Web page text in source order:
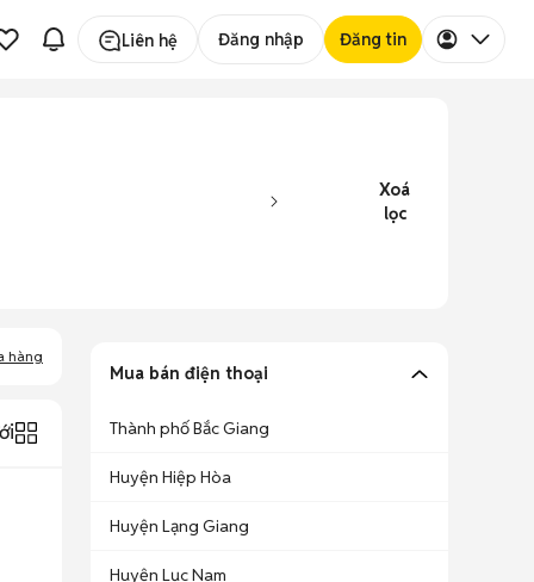
Liên hệ Đăng nhập Đăng tin
Xoá
lọc
hàng
Mua bán điện thoại
Thành phố Bắc Giang
Huyện Hiệp Hòa
Huyện Lạng Giang
Huyện Lục Nam